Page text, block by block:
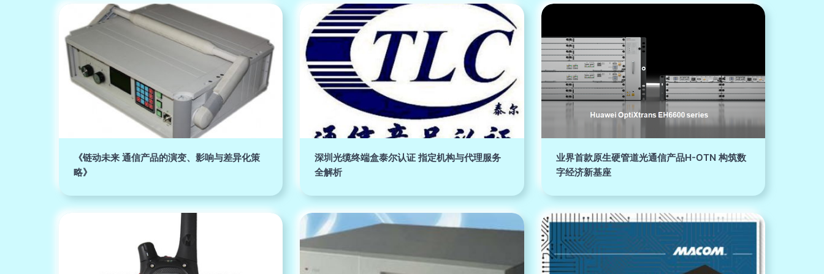
《链动未来 通信产品的演变、影响与差异化策
略》
深圳光缆终端盒泰尔认证 指定机构与代理服务
全解析
业界首款原生硬管道光通信产品H-OTN 构筑数
字经济新基座